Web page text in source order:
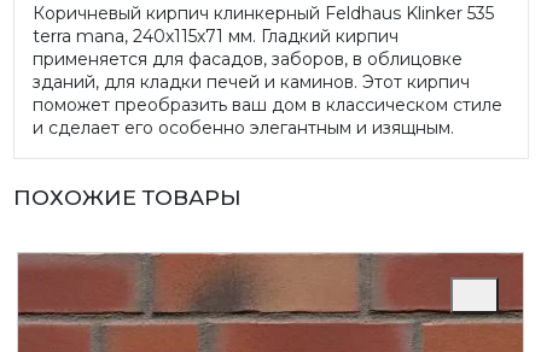
Коричневый кирпич клинкерный Feldhaus Klinker 535
terra mana, 240х115х71 мм. Гладкий кирпич
применяется для фасадов, заборов, в облицовке
зданий, для кладки печей и каминов. Этот кирпич
поможет преобразить ваш дом в классическом стиле
и сделает его особенно элегантным и изящным.
ПОХОЖИЕ ТОВАРЫ